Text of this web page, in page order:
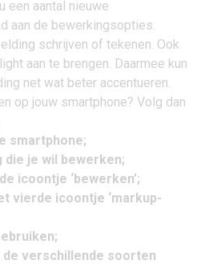
een aantal nieuwe
aan de bewerkingsopties.
schrijven of tekenen. Ook
aan te brengen. Daarmee kun
net wat beter accentueren.
op jouw smartphone? Volg dan
smartphone;
je wil bewerken;
icoontje ‘bewerken’;
vierde icoontje ‘markup-
verschillende soorten